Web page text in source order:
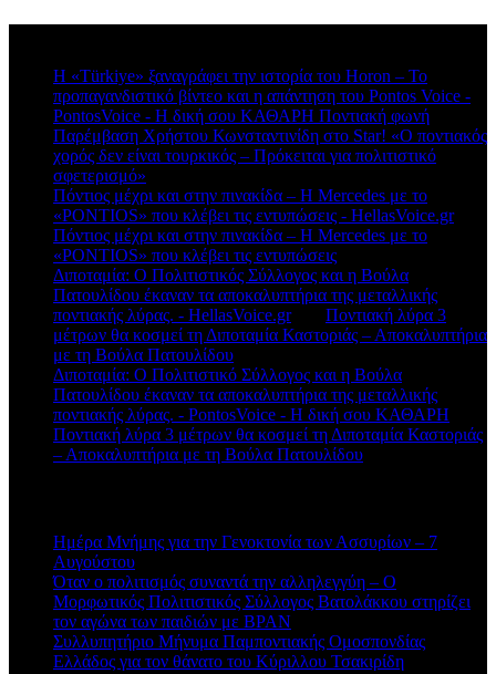
Η «Türkiye» ξαναγράφει την ιστορία του Horon – Το
προπαγανδιστικό βίντεο και η απάντηση του Pontos Voice -
PontosVoice - H δική σου ΚΑΘΑΡΗ Ποντιακή φωνή
Παρέμβαση Χρήστου Κωνσταντινίδη στο Star! «Ο ποντιακός
χορός δεν είναι τουρκικός – Πρόκειται για πολιτιστικό
σφετερισμό»
Πόντιος μέχρι και στην πινακίδα – Η Mercedes με το
«PONTIOS» που κλέβει τις εντυπώσεις - HellasVoice.grστο
Πόντιος μέχρι και στην πινακίδα – Η Mercedes με το
«PONTIOS» που κλέβει τις εντυπώσεις
Διποταμία: Ο Πολιτιστικός Σύλλογος και η Βούλα
Πατουλίδου έκαναν τα αποκαλυπτήρια της μεταλλικής
ποντιακής λύρας. - HellasVoice.grστο Ποντιακή λύρα 3
μέτρων θα κοσμεί τη Διποταμία Καστοριάς – Αποκαλυπτήρια
με τη Βούλα Πατουλίδου
Διποταμία: Ο Πολιτιστικό Σύλλογος και η Βούλα
Πατουλίδου έκαναν τα αποκαλυπτήρια της μεταλλικής
ποντιακής λύρας. - PontosVoice - H δική σου ΚΑΘΑΡΗ
Ποντιακή λύρα 3 μέτρων θα κοσμεί τη Διποταμία Καστοριάς
– Αποκαλυπτήρια με τη Βούλα Πατουλίδου
Ημέρα Μνήμης για την Γενοκτονία των Ασσυρίων – 7
Αυγούστου
Όταν ο πολιτισμός συναντά την αλληλεγγύη – Ο
Μορφωτικός Πολιτιστικός Σύλλογος Βατολάκκου στηρίζει
τον αγώνα των παιδιών με BPAN
Συλλυπητήριο Μήνυμα Παμποντιακής Ομοσπονδίας
Ελλάδος για τον θάνατο του Κύριλλου Τσακιρίδη